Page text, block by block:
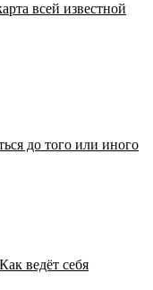
всей известной
до того или иного
Как ведёт себя